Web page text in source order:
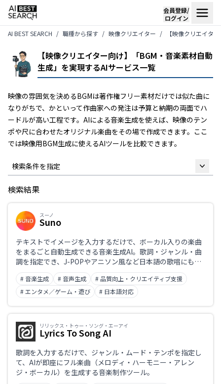
会員登録/
ログイン
AI BEST SEARCH
職種から探す 映像クリエイター 【映像クリエイタ
【映像クリエイター向け】「BGM・音楽素材自動
生成」を実現するAIサービス一覧
映像の雰囲気を決めるBGMは著作権フリー素材だけでは似た曲に
なりがちで、かといって作曲家への発注は予算と納期の両面でハ
ードルが高い工程です。AIによる音楽生成を使えば、映像のテン
ポや尺に合わせたオリジナル楽曲をその場で作成できます。ここ
では映像用BGM生成に使えるAIツールを比較できます。
検索条件を指定
フリーワード
日本語対応のみ
業務課題
職種
検索結果
スーノ
Suno
テキストでイメージを入力するだけで、ボーカル入りの楽曲
をまるごと自動生成できる音楽生成AI。歌詞・ジャンル・曲
調を指定でき、J-POPやアニソン風など日本語の歌唱にも対
応。数十秒で1曲が完成し、有料プランでは作った楽曲の商
用利用も可能。
# 音楽生成 # 音声生成
# 品質向上・クリエイティブ支援
# エンタメ／ゲーム・遊び
# 日本語対応
リリックス・トゥー・ソング・エーアイ
Lyrics To Song AI
歌詞を入力するだけで、ジャンル・ムード・テンポを指定し
て、AIが即座にフル楽曲（メロディ・ハーモニー・アレン
ジ・ボーカル）を生成する音楽制作ツール。